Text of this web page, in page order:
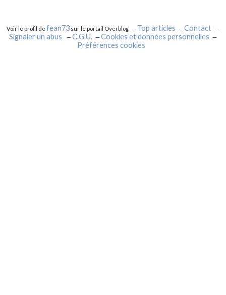
Voir le profil defean73 sur le portail Overblog Top articles
Contact
Signaler un abus
C.G.U.
Cookies et données personnelles
Préférences cookies